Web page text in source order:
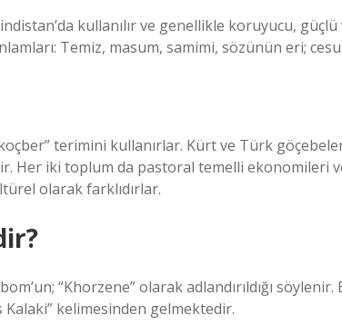
kullanılır ve genellikle koruyucu,
Temiz, masum, samimi, sözünün eri;
terimini kullanırlar. Kürt ve Türk
Her iki toplum da pastoral temelli ekonomileri
olarak farklıdırlar.
“Khorzene” olarak adlandırıldığı
Kalaki” kelimesinden gelmektedir.